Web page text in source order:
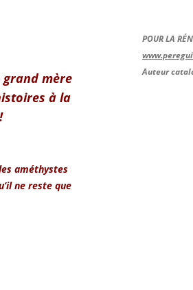
grand mère
à la
améthystes
ne reste que
POUR LA
Auteur